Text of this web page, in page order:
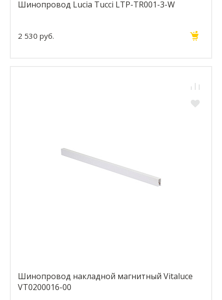
Шинопровод Lucia Tucci LTP-TR001-3-W
2 530 руб.
Шинопровод накладной магнитный Vitaluce
VT0200016-00